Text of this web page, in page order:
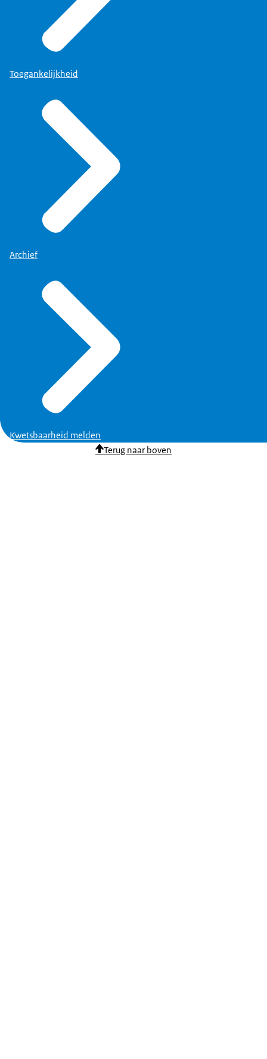
Toegankelijkheid
Archief
Kwetsbaarheid melden
Terug naar boven